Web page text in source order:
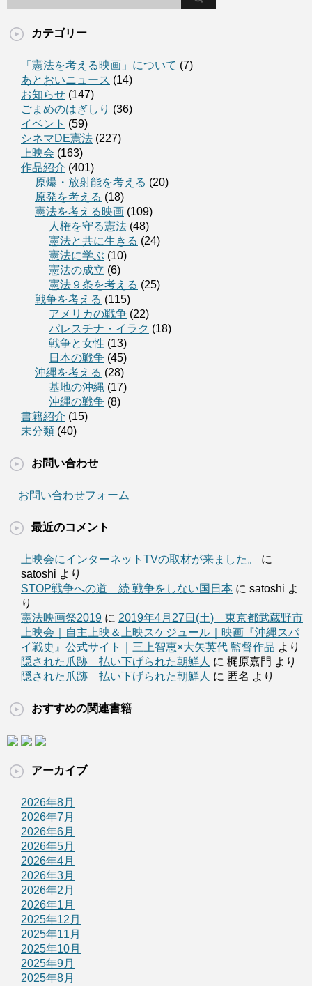
カテゴリー
「憲法を考える映画」について (7)
あとおいニュース (14)
お知らせ (147)
ごまめのはぎしり (36)
イベント (59)
シネマDE憲法 (227)
上映会 (163)
作品紹介 (401)
原爆・放射能を考える (20)
原発を考える (18)
憲法を考える映画 (109)
人権を守る憲法 (48)
憲法と共に生きる (24)
憲法に学ぶ (10)
憲法の成立 (6)
憲法９条を考える (25)
戦争を考える (115)
アメリカの戦争 (22)
パレスチナ・イラク (18)
戦争と女性 (13)
日本の戦争 (45)
沖縄を考える (28)
基地の沖縄 (17)
沖縄の戦争 (8)
書籍紹介 (15)
未分類 (40)
お問い合わせ
お問い合わせフォーム
最近のコメント
上映会にインターネットTVの取材が来ました。
に
satoshi より
STOP戦争への道 続 戦争をしない国日本 に satoshi よ
り
憲法映画祭2019 に 2019年4月27日(土) 東京都武蔵野市
上映会｜自主上映＆上映スケジュール｜映画『沖縄スパ
イ戦史』公式サイト｜三上智恵×大矢英代 監督作品 より
隠された爪跡 払い下げられた朝鮮人 に 梶原嘉門 より
隠された爪跡 払い下げられた朝鮮人 に 匿名 より
おすすめの関連書籍
アーカイブ
2026年8月
2026年7月
2026年6月
2026年5月
2026年4月
2026年3月
2026年2月
2026年1月
2025年12月
2025年11月
2025年10月
2025年9月
2025年8月